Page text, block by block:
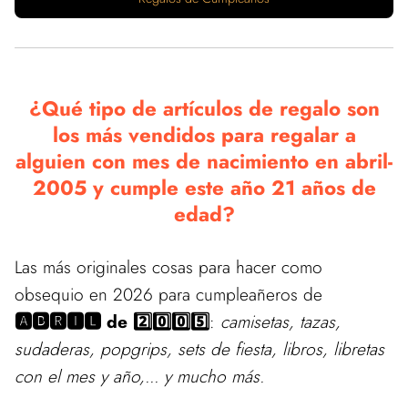
¿Qué tipo de artículos de regalo son
los más vendidos para regalar a
alguien con mes de nacimiento en abril-
2005 y cumple este año 21 años de
edad?
Las más originales cosas para hacer como
obsequio en 2026 para cumpleañeros de
🅰🅱🆁🅸🅻 de 2️⃣0️⃣0️⃣5️⃣: camisetas, tazas,
sudaderas, popgrips, sets de fiesta, libros, libretas
con el mes y año,... y mucho más.